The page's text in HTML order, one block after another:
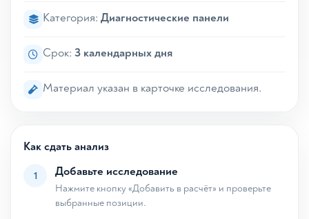
Категория: Диагностические панели
Срок: 3 календарных дня
Материал указан в карточке исследования.
Как сдать анализ
1 Добавьте исследование
Нажмите кнопку «Добавить в расчёт» и проверьте
выбранные позиции.